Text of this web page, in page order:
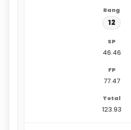
12
46.46
77.47
123.93